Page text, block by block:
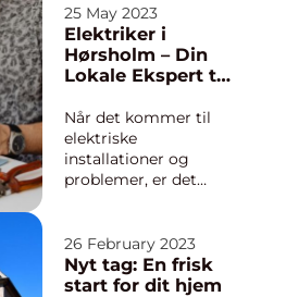
overhånd og
ødelægge dit humør
eller pengepung. Et
skadecent...
25 May 2023
Elektriker i
Hørsholm – Din
Lokale Ekspert til
Løsninger
Når det kommer til
elektriske
installationer og
problemer, er det
elektriker ved hånden.
I Hørsholm og omegn
er der mange
26 February 2023
Nyt tag: En frisk
start for dit hjem